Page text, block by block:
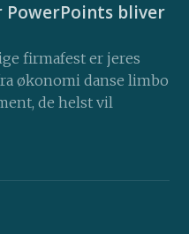
PowerPoints bliver
firmafest er jeres
økonomi danse limbo
de helst vil